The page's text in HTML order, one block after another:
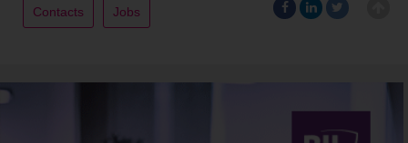
Contacts Jobs